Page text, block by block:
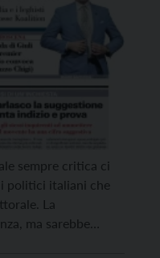
sempre critica ci
politici italiani che
La
ma sarebbe